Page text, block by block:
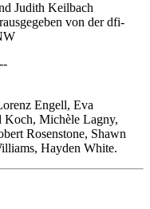
Judith Keilbach
von der dfi-
Engell, Eva
Koch, Michèle Lagny,
Rosenstone, Shawn
Hayden White.